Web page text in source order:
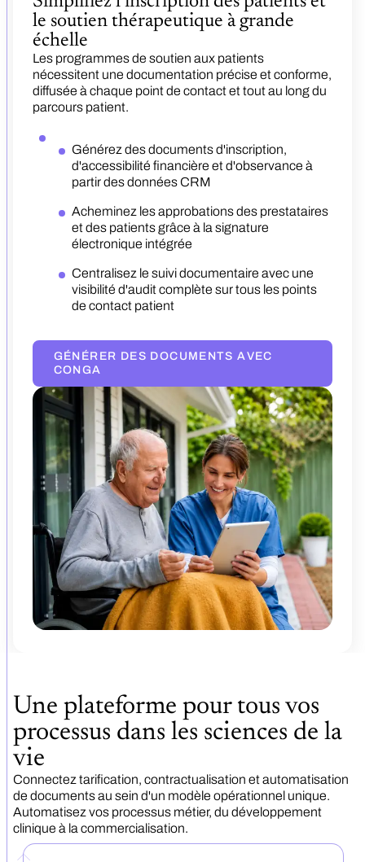
le soutien thérapeutique à grande
échelle
Les programmes de soutien aux patients
nécessitent une documentation précise et conforme,
diffusée à chaque point de contact et tout au long du
parcours patient.
Générez des documents d'inscription,
d'accessibilité financière et d'observance à
partir des données CRM
Acheminez les approbations des prestataires
et des patients grâce à la signature
électronique intégrée
Centralisez le suivi documentaire avec une
visibilité d'audit complète sur tous les points
de contact patient
GÉNÉRER DES DOCUMENTS AVEC
CONGA
Gérez les term sheets et contrats
La gestion des contrats pharmaceutiques
la tarification des formulaires, les structures de
remises et les accords payeurs au sein d'un
processus métier prêt pour la conformité.
marché avec des modèles de tarification
sur les listes de remboursement et sur les
résultats
gestionnaires de prestations
les distributeurs grâce au routage
approbations
Suivez les obligations tarifaires, les
de remises et les renouvellements dans un
référentiel unique
Accélérez
multi-pays réduisent les
mondiaux.
Stockez les budgets
Une plateforme pour tous vos
processus dans les sciences de la
vie
Connectez tarification, contractualisation et automatisation
de documents au sein d'un modèle opérationnel unique.
Automatisez vos processus métier, du développement
clinique à la commercialisation.